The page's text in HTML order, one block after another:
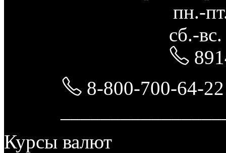
пн.-
сб.-
8-800-700-64-
Курсы валют